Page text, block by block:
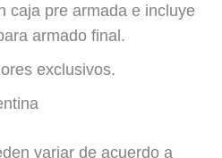
caja pre armada e incluye
armado final.
exclusivos.
variar de acuerdo a